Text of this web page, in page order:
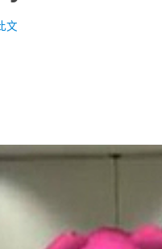
文